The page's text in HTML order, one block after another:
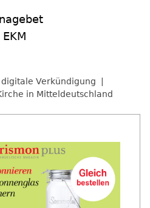
digitale Verkündigung
in Mitteldeutschland